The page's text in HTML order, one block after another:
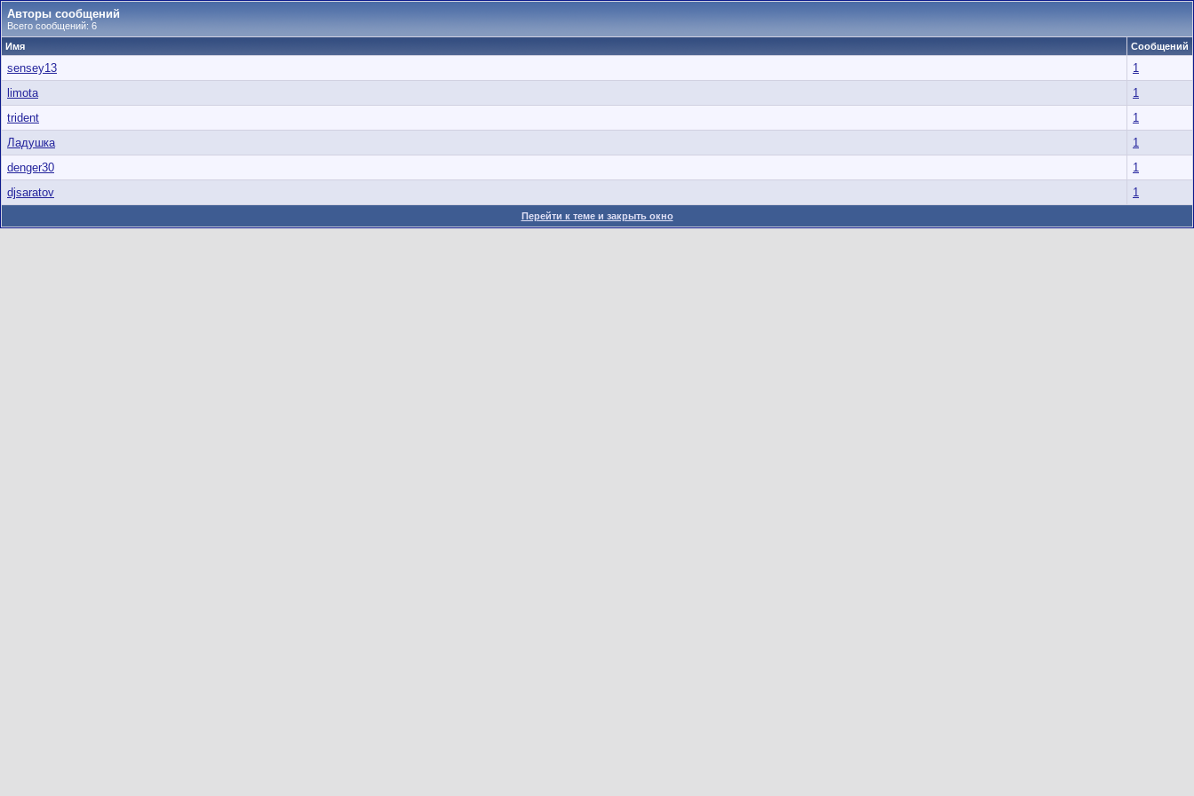
Авторы сообщений
Всего сообщений: 6
Имя
Сообщений
sensey13
1
limota
1
trident
1
Ладушка
1
denger30
1
djsaratov
1
Перейти к теме и закрыть окно